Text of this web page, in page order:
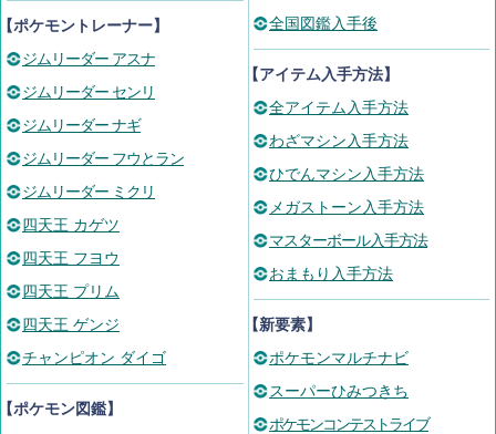
ポケモントレーナー】
ジムリーダー アスナ
ジムリーダー センリ
ジムリーダー ナギ
ジムリーダー フウとラン
ジムリーダー ミクリ
四天王 カゲツ
四天王 フヨウ
四天王 プリム
四天王 ゲンジ
チャンピオン ダイゴ
ポケモン図鑑】
全国図鑑入手後
【アイテム入手方法】
全アイテム入手方法
わざマシン入手方法
ひでんマシン入手方法
メガストーン入手方法
マスターボール入手方法
おまもり入手方法
【新要素】
ポケモンマルチナビ
スーパーひみつきち
ポケモンコンテストライブ